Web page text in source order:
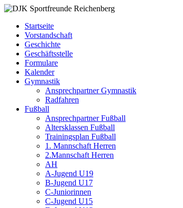
Zum
springen
Sportfreunde
Reichenberg
Gymnastik
Karate
Leichtathletik
Radfahren
Rollkunstlauf
Startseite
Vorstandschaft
Geschichte
Geschäftsstelle
Formulare
Kalender
Gymnastik
Ansprechpartner Gymnastik
Radfahren
Fußball
Ansprechpartner Fußball
Altersklassen Fußball
Trainingsplan Fußball
1. Mannschaft Herren
2.Mannschaft Herren
AH
A-Jugend U19
B-Jugend U17
C-Juniorinnen
C-Jugend U15